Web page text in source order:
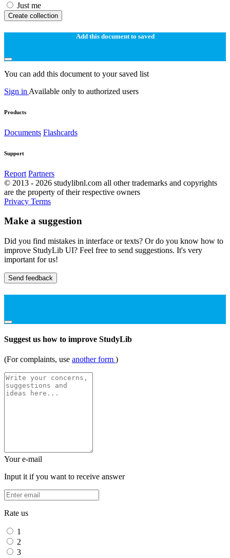
Just me
Create collection
Add this document to saved
You can add this document to your saved list
Sign in Available only to authorized users
Products
Documents Flashcards
Support
Report Partners
© 2013 - 2026 studylibnl.com all other trademarks and copyrights
are the property of their respective owners
Privacy Terms
Make a suggestion
Did you find mistakes in interface or texts? Or do you know how to
improve StudyLib UI? Feel free to send suggestions. It's very
important for us!
Send feedback
Suggest us how to improve StudyLib
(For complaints, use another form )
Your e-mail
Input it if you want to receive answer
Rate us
1
2
3